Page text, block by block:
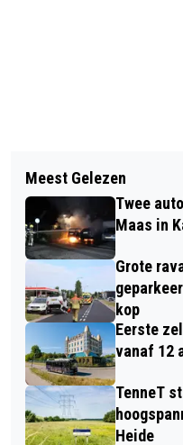
RKC WAALWIJK
TEGEN RW
ZILVEREN
DAEMS
UNO ANIMO
Meest Gelezen
Twee
Maas in
Grote
kop
Eerste
vanaf 12
TenneT
Heide